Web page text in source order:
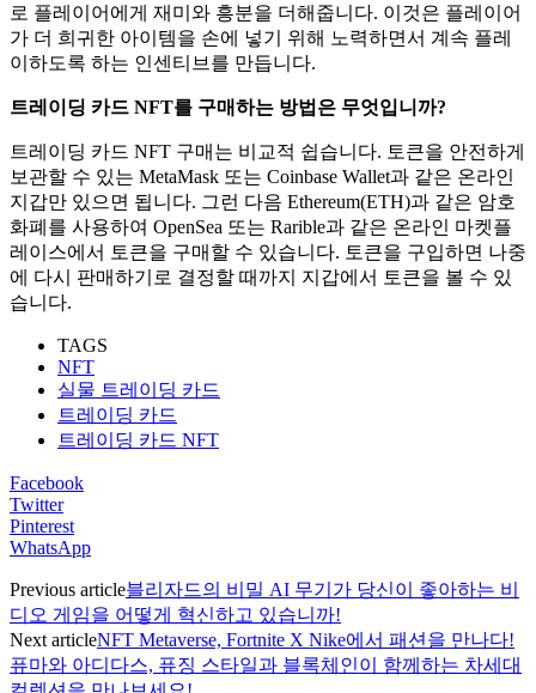
로 플레이어에게 재미와 흥분을 더해줍니다. 이것은 플레이어
가 더 희귀한 아이템을 손에 넣기 위해 노력하면서 계속 플레
이하도록 하는 인센티브를 만듭니다.
트레이딩 카드 NFT를 구매하는 방법은 무엇입니까?
트레이딩 카드 NFT 구매는 비교적 쉽습니다. 토큰을 안전하게
보관할 수 있는 MetaMask 또는 Coinbase Wallet과 같은 온라인
지갑만 있으면 됩니다. 그런 다음 Ethereum(ETH)과 같은 암호
화폐를 사용하여 OpenSea 또는 Rarible과 같은 온라인 마켓플
레이스에서 토큰을 구매할 수 있습니다. 토큰을 구입하면 나중
에 다시 판매하기로 결정할 때까지 지갑에서 토큰을 볼 수 있
습니다.
TAGS
NFT
실물 트레이딩 카드
트레이딩 카드
트레이딩 카드 NFT
Facebook
Twitter
Pinterest
WhatsApp
Previous article블리자드의 비밀 AI 무기가 당신이 좋아하는 비
디오 게임을 어떻게 혁신하고 있습니까!
Next articleNFT Metaverse, Fortnite X Nike에서 패션을 만나다!
퓨마와 아디다스, 퓨징 스타일과 블록체인이 함께하는 차세대